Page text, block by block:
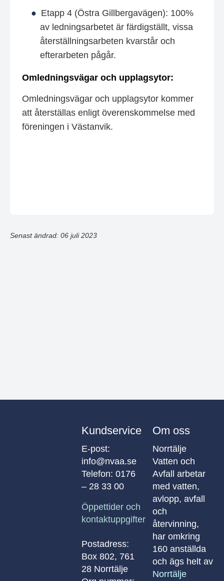
Etapp 4 (Östra Gillbergavägen): 100%
av ledningsarbetet är färdigställt, vissa
återställningsarbeten kvarstår och
efterarbeten pågår.
Omledningsvägar och upplagsytor:
Omledningsvägar och upplagsytor kommer
att återställas enligt överenskommelse med
föreningen i Västanvik.
Senast ändrad: 06 juli 2023
Kundservice
E-post:
info@nvaa.se
Telefon: 0176
– 28 33 00
Öppettider och
kontaktuppgifter
Postadress:
Box 802, 761
28 Norrtälje
Om oss
Norrtälje
Vatten och
Avfall arbetar
med vatten,
avlopp, avfall
och
återvinning,
har omkring
160 anställda
och ägs helt av
Norrtälje